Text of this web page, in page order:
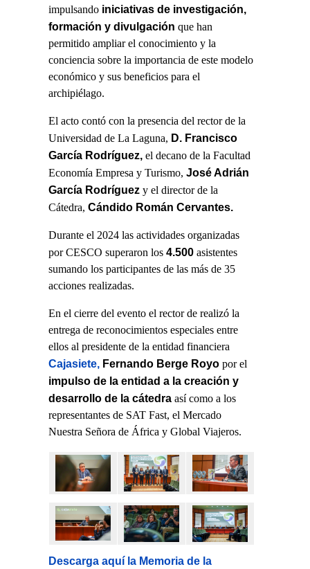
impulsando iniciativas de investigación,
formación y divulgación que han
permitido ampliar el conocimiento y la
conciencia sobre la importancia de este modelo
económico y sus beneficios para el
archipiélago.
El acto contó con la presencia del rector de la
Universidad de La Laguna, D. Francisco
García Rodríguez, el decano de la Facultad
Economía Empresa y Turismo, José Adrián
García Rodríguez y el director de la
Cátedra, Cándido Román Cervantes.
Durante el 2024 las actividades organizadas
por CESCO superaron los 4.500 asistentes
sumando los participantes de las más de 35
acciones realizadas.
En el cierre del evento el rector de realizó la
entrega de reconocimientos especiales entre
ellos al presidente de la entidad financiera
Cajasiete, Fernando Berge Royo por el
impulso de la entidad a la creación y
desarrollo de la cátedra así como a los
representantes de SAT Fast, el Mercado
Nuestra Señora de África y Global Viajeros.
Descarga aquí la Memoria de la